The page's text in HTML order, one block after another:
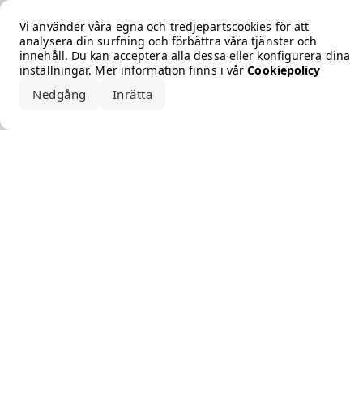
Vi använder våra egna och tredjepartscookies för att
analysera din surfning och förbättra våra tjänster och
innehåll. Du kan acceptera alla dessa eller konfigurera dina
inställningar. Mer information finns i vårCookiepolicy
Nedgång Inrätta
Error loading the brand